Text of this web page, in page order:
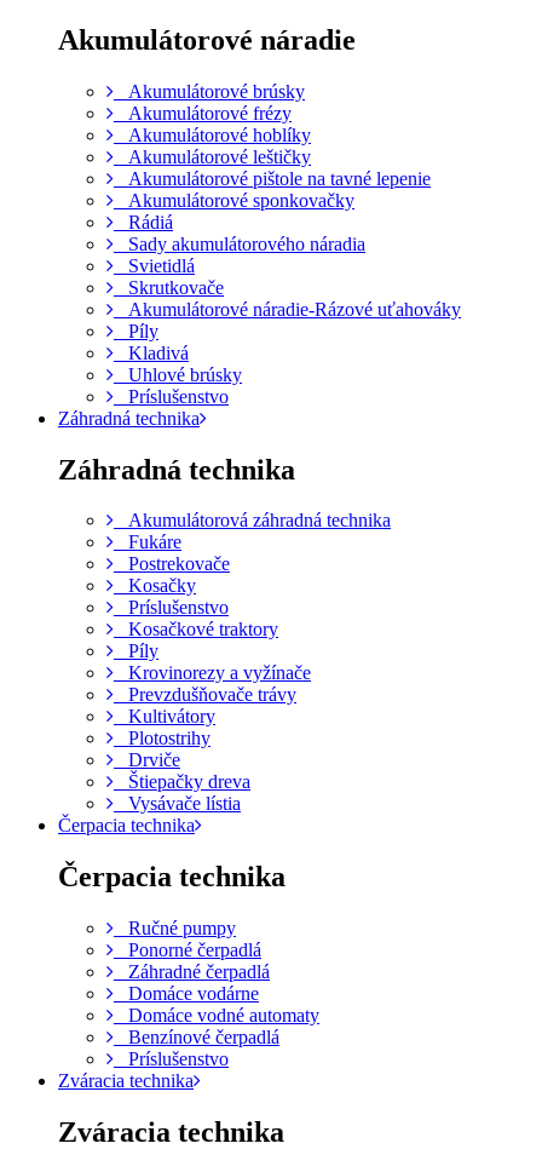
Akumulátorové náradie
Akumulátorové brúsky
Akumulátorové frézy
Akumulátorové hoblíky
Akumulátorové leštičky
Akumulátorové pištole na tavné lepenie
Akumulátorové sponkovačky
Rádiá
Sady akumulátorového náradia
Svietidlá
Skrutkovače
Akumulátorové náradie-Rázové uťahováky
Píly
Kladivá
Uhlové brúsky
Príslušenstvo
Záhradná technika
Záhradná technika
Akumulátorová záhradná technika
Fukáre
Postrekovače
Kosačky
Príslušenstvo
Kosačkové traktory
Píly
Krovinorezy a vyžínače
Prevzdušňovače trávy
Kultivátory
Plotostrihy
Drviče
Štiepačky dreva
Vysávače lístia
Čerpacia technika
Čerpacia technika
Ručné pumpy
Ponorné čerpadlá
Záhradné čerpadlá
Domáce vodárne
Domáce vodné automaty
Benzínové čerpadlá
Príslušenstvo
Zváracia technika
Zváracia technika